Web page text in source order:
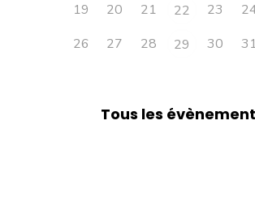
19
20 21 22 23
26
27 28 29 30
Tous les